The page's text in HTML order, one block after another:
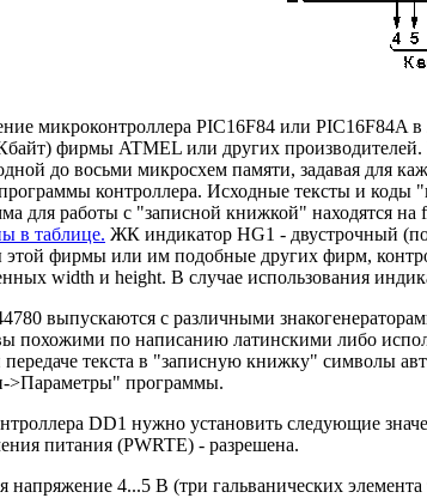
микроконтроллера PIC16F84 или
фирмы ATMEL или других
до восьми микросхем памяти, задавая для
программы контроллера. Исходные тексты и
для работы с "записной книжкой" находятся
в таблице. ЖК индикатор HG1 - двустрочный
фирмы или им подобные других фирм,
width и height. В случае использования
выпускаются с различными
похожими по написанию латинскими либо
текста в "записную книжку" символы
>Параметры" программы.
DD1 нужно установить следующие
питания (PWRTE) - разрешена.
напряжение 4...5 В (три гальванических